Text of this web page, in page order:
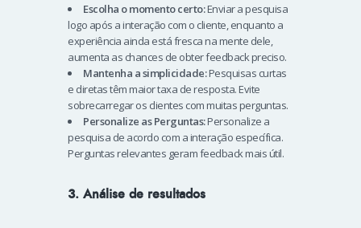
Escolha o momento certo:Enviar a pesquisa
logo após a interação com o cliente, enquanto a
experiência ainda está fresca na mente dele,
aumenta as chances de obter feedback preciso.
Mantenha a simplicidade:Pesquisas curtas
e diretas têm maior taxa de resposta. Evite
sobrecarregar os clientes com muitas perguntas.
Personalize as Perguntas:Personalize a
pesquisa de acordo com a interação específica.
Perguntas relevantes geram feedback mais útil.
3. Análise de resultados